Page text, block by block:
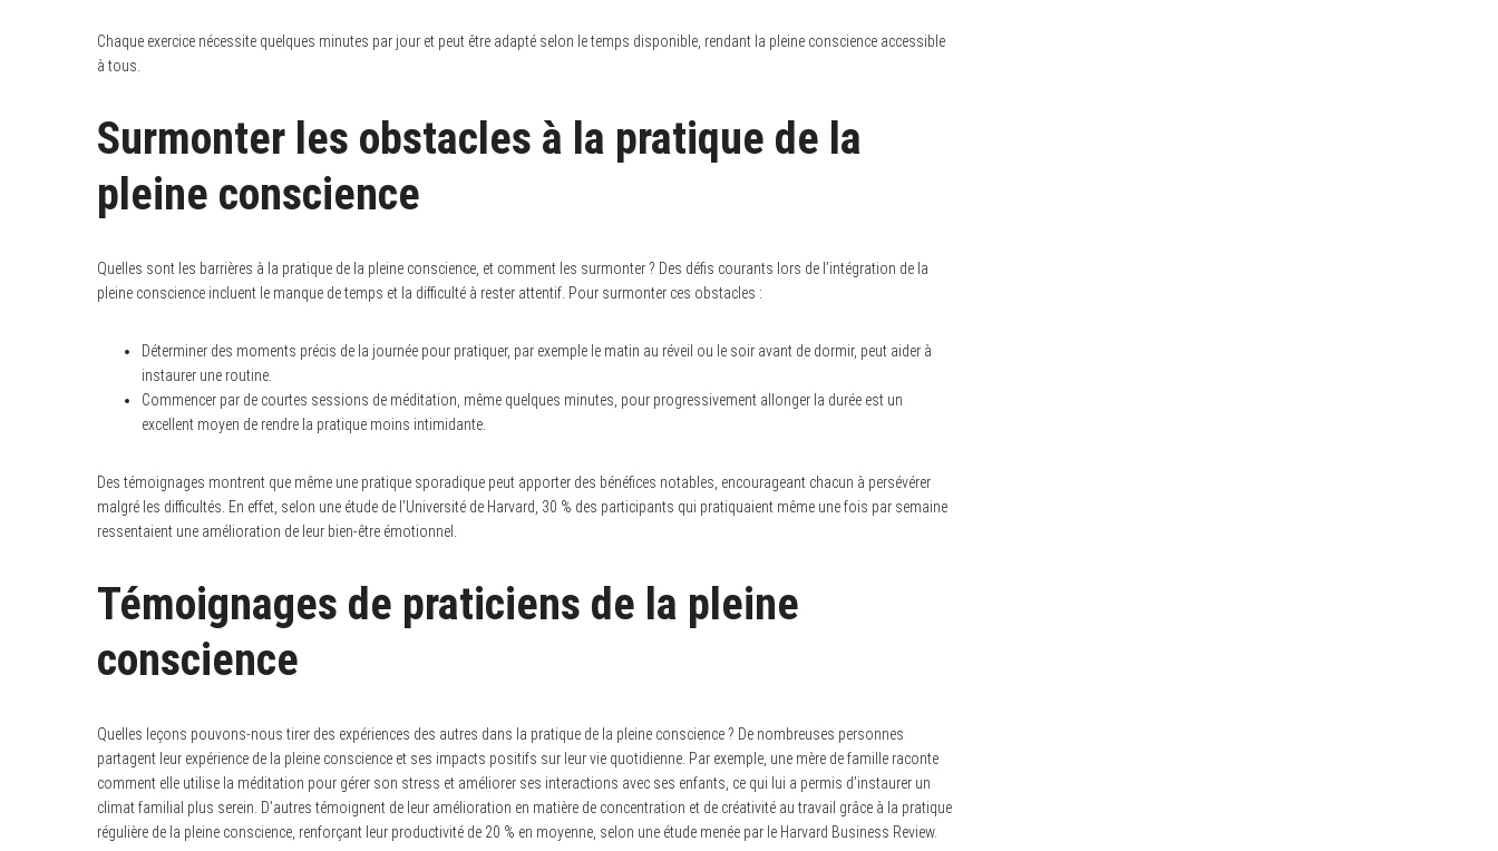
Chaque exercice nécessite quelques minutes par jour et peut être adapté selon le temps disponible, rendant la pleine conscience accessible
à tous.
Surmonter les obstacles à la pratique de la
pleine conscience
Quelles sont les barrières à la pratique de la pleine conscience, et comment les surmonter ? Des défis courants lors de l’intégration de la
pleine conscience incluent le manque de temps et la difficulté à rester attentif. Pour surmonter ces obstacles :
Déterminer des moments précis de la journée pour pratiquer, par exemple le matin au réveil ou le soir avant de dormir, peut aider à
instaurer une routine.
Commencer par de courtes sessions de méditation, même quelques minutes, pour progressivement allonger la durée est un
excellent moyen de rendre la pratique moins intimidante.
Des témoignages montrent que même une pratique sporadique peut apporter des bénéfices notables, encourageant chacun à persévérer
malgré les difficultés. En effet, selon une étude de l’Université de Harvard, 30 % des participants qui pratiquaient même une fois par semaine
ressentaient une amélioration de leur bien-être émotionnel.
Témoignages de praticiens de la pleine
conscience
Quelles leçons pouvons-nous tirer des expériences des autres dans la pratique de la pleine conscience ? De nombreuses personnes
partagent leur expérience de la pleine conscience et ses impacts positifs sur leur vie quotidienne. Par exemple, une mère de famille raconte
comment elle utilise la méditation pour gérer son stress et améliorer ses interactions avec ses enfants, ce qui lui a permis d’instaurer un
climat familial plus serein. D’autres témoignent de leur amélioration en matière de concentration et de créativité au travail grâce à la pratique
régulière de la pleine conscience, renforçant leur productivité de 20 % en moyenne, selon une étude menée par le Harvard Business Review.